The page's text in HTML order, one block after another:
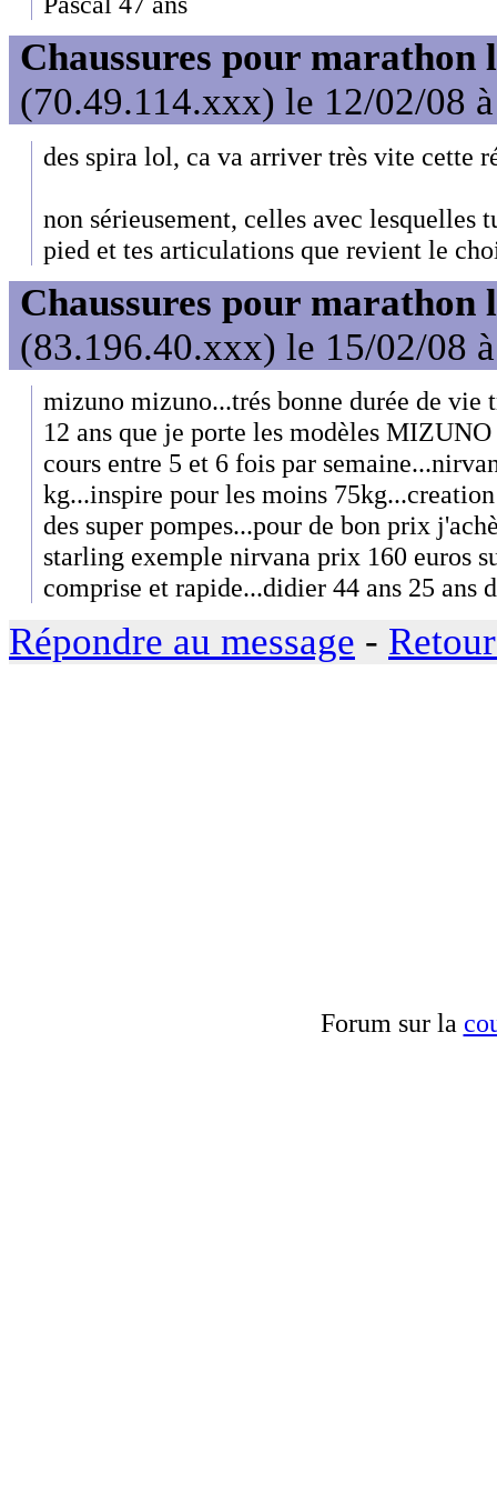
Chaussures pour marathon
(70.49.114.xxx) le 12/02/08
des spira lol, ca va arriver très vite cette
non sérieusement, celles avec lesquelles
pied et tes articulations que revient le
Chaussures pour marathon
(83.196.40.xxx) le 15/02/08
mizuno mizuno...trés bonne durée de vie
12 ans que je porte les modèles
cours entre 5 et 6 fois par
kg...inspire pour les moins
des super pompes...pour de bon prix
starling exemple nirvana prix 160 euros
comprise et rapide...didier 44 ans 25 ans
Répondre au message -
Forum sur la